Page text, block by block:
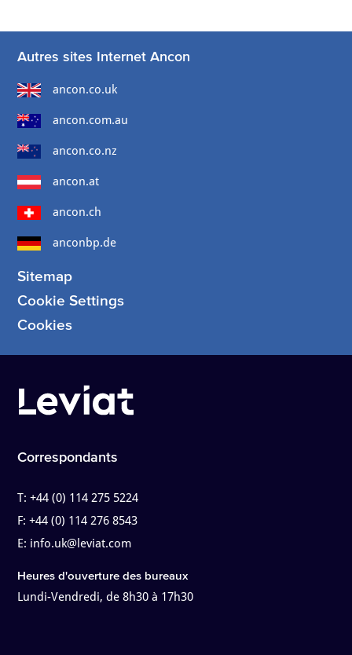
Autres sites Internet Ancon
ancon.co.uk
ancon.com.au
ancon.co.nz
ancon.at
ancon.ch
anconbp.de
Sitemap
Cookie Settings
Cookies
Correspondants
T:+44 (0) 114 275 5224
F:+44 (0) 114 276 8543
E: info.uk@leviat.com
Heures d'ouverture des bureaux
Lundi-Vendredi, de 8h30 à 17h30